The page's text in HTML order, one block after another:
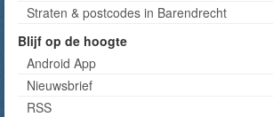
Straten & postcodes in Barendrecht
Blijf op de hoogte
Android App
Nieuwsbrief
RSS